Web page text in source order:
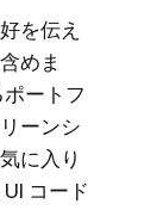
を伝え
めま
ートフ
ーンシ
に入り
コード